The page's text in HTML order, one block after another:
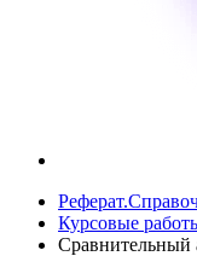
Курсовые
Сравнительный